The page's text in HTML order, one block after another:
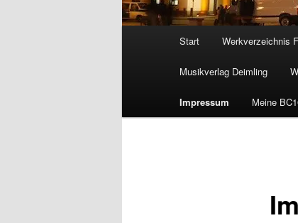
Start Werkverzeichnis
Musikverlag Deimling
Impressum Meine